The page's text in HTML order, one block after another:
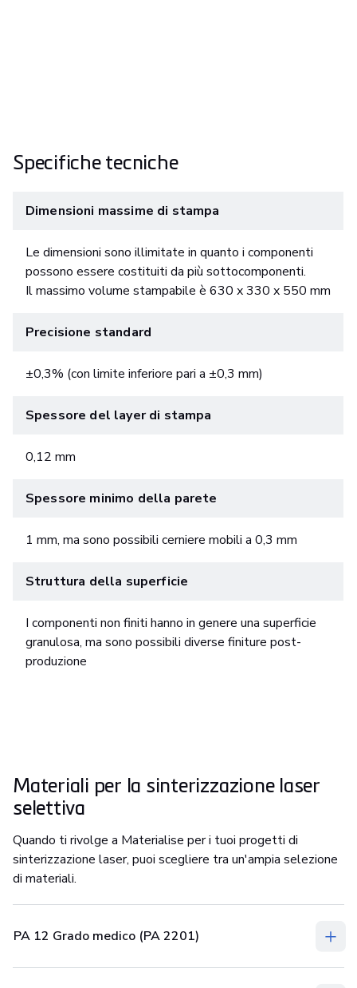
Specifiche tecniche
Dimensioni massime di stampa
Le dimensioni sono illimitate in quanto i componenti
possono essere costituiti da più sottocomponenti.
Il massimo volume stampabile è 630 x 330 x 550 mm
Precisione standard
±0,3% (con limite inferiore pari a ±0,3 mm)
Spessore del layer di stampa
0,12 mm
Spessore minimo della parete
1 mm, ma sono possibili cerniere mobili a 0,3 mm
Struttura della superficie
I componenti non finiti hanno in genere una superficie
granulosa, ma sono possibili diverse finiture post-
produzione
Materiali per la sinterizzazione laser
selettiva
Quando ti rivolge a Materialise per i tuoi progetti di
sinterizzazione laser, puoi scegliere tra un'ampia selezione
di materiali.
PA 12 Grado medico (PA 2201)